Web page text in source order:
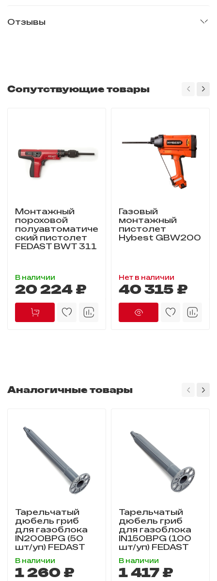
Отзывы
Сопутствующие товары
Монтажный
пороховой
полуавтоматиче
ский пистолет
FEDAST BWT 311
В наличии
20 224 ₽
Газовый
монтажный
пистолет
Hybest GBW200
Нет в наличии
40 315 ₽
Аналогичные товары
Тарельчатый
дюбель гриб
для газоблока
IN200BPG (50
шт/уп) FEDAST
В наличии
1 260 ₽
Тарельчатый
дюбель гриб
для газоблока
IN150BPG (100
шт/уп) FEDAST
В наличии
1 417 ₽